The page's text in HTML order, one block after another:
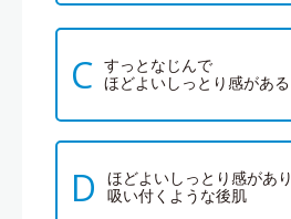
C すっとなじんで
ほどよいしっとり感がある
D
ほどよいしっとり感があり
吸い付くような後肌